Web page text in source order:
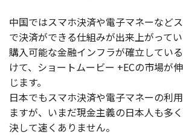
中国ではスマホ決済や電子マネーなど
で決済ができる仕組みが出来上がって
購入可能な金融インフラが確立してい
けて、ショートムービー +ECの市場が
じます。
日本でもスマホ決済や電子マネーの利
ますが、いまだ現金主義の日本人も多
決して速くありません。